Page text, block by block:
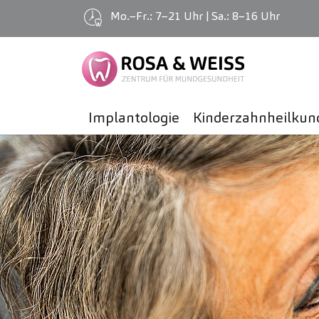
Zum Hauptinhalt springen
Mo.–Fr.: 7–21 Uhr | Sa.: 8–16 Uhr
Implantologie